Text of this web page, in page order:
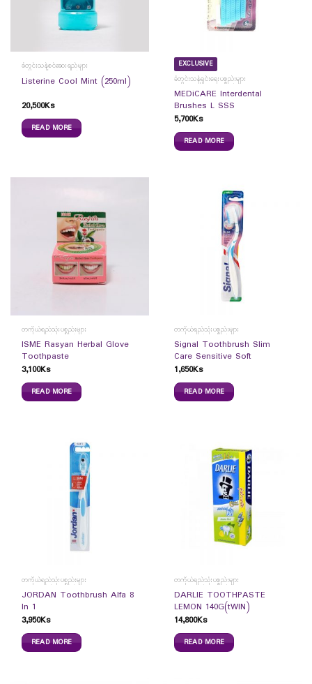
ခံတွင်းသန့်စင်ဆေးရည်များ
Listerine Cool Mint (250ml)
20,500Ks
READ MORE
EXCLUSIVE
ခံတွင်းသန့်ရှင်းရေးပစ္စည်းများ
MEDiCARE Interdental
Brushes L SSS
5,700Ks
READ MORE
တကိုယ်ရည်သုံးပစ္စည်းများ
ISME Rasyan Herbal Glove
Toothpaste
3,100Ks
READ MORE
တကိုယ်ရည်သုံးပစ္စည်းများ
Signal Toothbrush Slim
Care Sensitive Soft
1,650Ks
READ MORE
တကိုယ်ရည်သုံးပစ္စည်းများ
JORDAN Toothbrush Alfa 8
In 1
3,950Ks
READ MORE
တကိုယ်ရည်သုံးပစ္စည်းများ
DARLIE TOOTHPASTE
LEMON 140G(tWIN)
14,800Ks
READ MORE